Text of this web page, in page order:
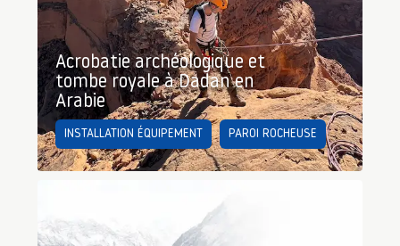
Acrobatie archéologique et
tombe royale à Dadan en
Arabie
INSTALLATION ÉQUIPEMENT PAROI ROCHEUSE